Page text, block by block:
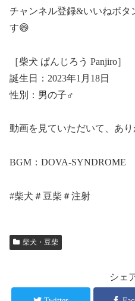
チャンネル登録&いいねボタ
す😄
［柴犬 ぱんじろう Panjiro］
誕生日：2023年1月18日
性別：男の子♂
動画を見ていただいて、あり
BGM：DOVA-SYNDROME
#柴犬＃豆柴＃注射
柴犬・豆柴
シェ